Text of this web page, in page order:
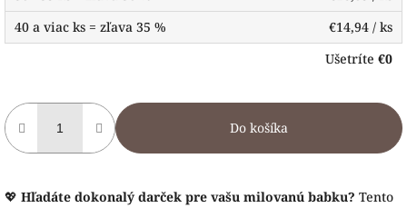
40 a viac ks = zľava 35 %
€14,94 / ks
Ušetríte €0
Do košíka
💖 Hľadáte dokonalý darček pre vašu milovanú babku? Tento